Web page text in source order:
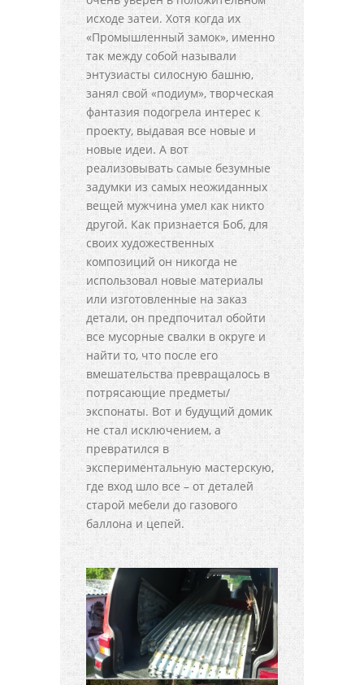
исходе затеи. Хотя когда их
«Промышленный замок», именно
так между собой называли
энтузиасты силосную башню,
занял свой «подиум», творческая
фантазия подогрела интерес к
проекту, выдавая все новые и
новые идеи. А вот
реализовывать самые безумные
задумки из самых неожиданных
вещей мужчина умел как никто
другой. Как признается Боб, для
своих художественных
композиций он никогда не
использовал новые материалы
или изготовленные на заказ
детали, он предпочитал обойти
все мусорные свалки в округе и
найти то, что после его
вмешательства превращалось в
потрясающие предметы/
экспонаты. Вот и будущий домик
не стал исключением, а
превратился в
экспериментальную мастерскую,
где вход шло все – от деталей
старой мебели до газового
баллона и цепей.